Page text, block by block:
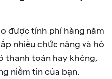
được tính phí hàng năm
nhiều chức năng và hỗ
thanh toán hay không,
niềm tin của bạn.